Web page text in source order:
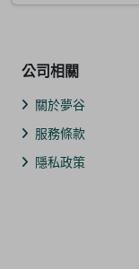
公司相關
關於夢谷
服務條款
隱私政策